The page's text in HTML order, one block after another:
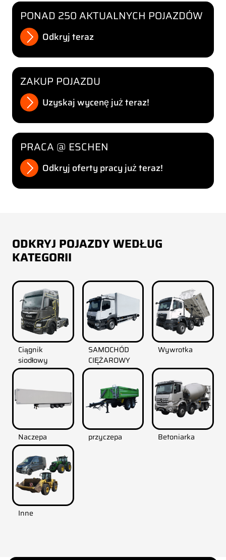
PONAD 250 AKTUALNYCH POJAZDÓW
Odkryj teraz
ZAKUP POJAZDU
Uzyskaj wycenę już teraz!
PRACA @ ESCHEN
Odkryj oferty pracy już teraz!
ODKRYJ POJAZDY WEDŁUG
KATEGORII
Ciągnik
siodłowy
SAMOCHÓD
CIĘŻAROWY
Wywrotka
Naczepa przyczepa Betoniarka
Inne